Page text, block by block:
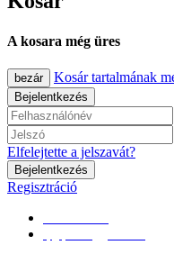
A kosara még üres
bezár Kosár tartalmának
Bejelentkezés
Elfelejtette a jelszavát?
Bejelentkezés
Regisztráció